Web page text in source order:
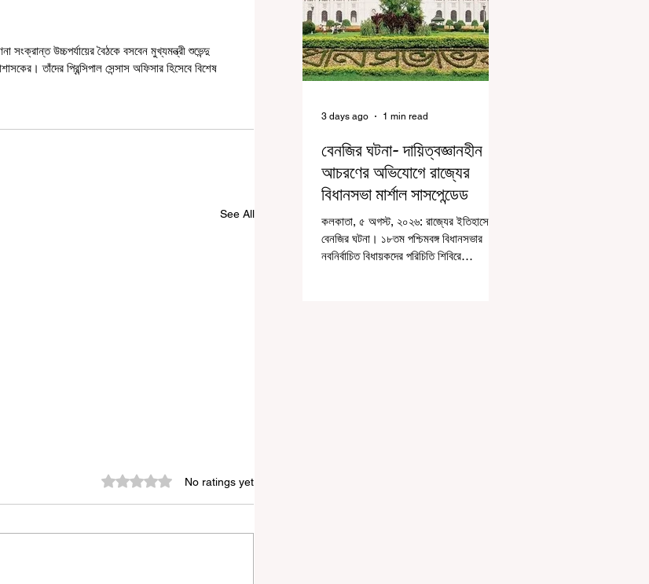
উচ্চপর্যায়ের বৈঠকে বসবেন মুখ্যমন্ত্রী শুভেন্দু
তাঁদের প্রিন্সিপাল সেন্সাস অফিসার হিসেবে বিশেষ
See All
Rated 0 out of 5 stars.No ratings yet
শিক্ষামন্ত্রীর পদত্যাগ করানোর পাশাপাশি ছাত্রদের
বাকি দাবিগুলিও ম
বেনজির ঘটনা- দায়িত্বজ্ঞানহীন
আচরণের অভিযোগে রাজ্যের
বিধানসভা মার্শাল সাসপেন্ডেড
কলকাতা, ৫ অগস্ট, ২০২৬: রাজ্যের ইতিহাসে
বেনজির ঘটনা। ১৮তম পশ্চিমবঙ্গ বিধানসভার
নবনির্বাচিত বিধায়কদের পরিচিতি শিবিরে
3 days ago 1 min read